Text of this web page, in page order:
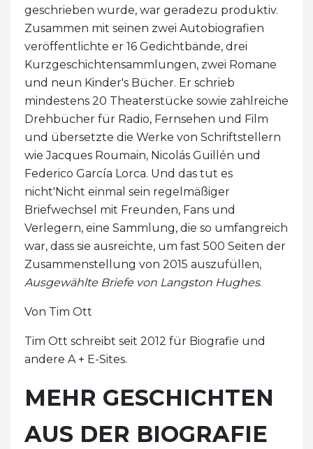
geschrieben wurde, war geradezu produktiv.
Zusammen mit seinen zwei Autobiografien
veröffentlichte er 16 Gedichtbände, drei
Kurzgeschichtensammlungen, zwei Romane
und neun Kinder's Bücher. Er schrieb
mindestens 20 Theaterstücke sowie zahlreiche
Drehbücher für Radio, Fernsehen und Film
und übersetzte die Werke von Schriftstellern
wie Jacques Roumain, Nicolás Guillén und
Federico García Lorca. Und das tut es
nicht'Nicht einmal sein regelmäßiger
Briefwechsel mit Freunden, Fans und
Verlegern, eine Sammlung, die so umfangreich
war, dass sie ausreichte, um fast 500 Seiten der
Zusammenstellung von 2015 auszufüllen,
Ausgewählte Briefe von Langston Hughes.
Von Tim Ott
Tim Ott schreibt seit 2012 für Biografie und
andere A + E-Sites.
MEHR GESCHICHTEN
AUS DER BIOGRAFIE